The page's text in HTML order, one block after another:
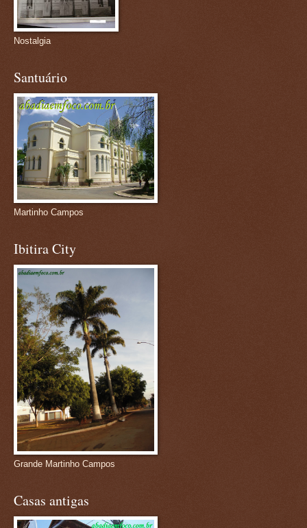
Nostalgia
Santuário
Martinho Campos
Ibitira City
Grande Martinho Campos
Casas antigas